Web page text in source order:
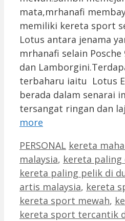
mata,mrhanafi
memiliki kereta sport
Lotus antara jenama
mrhanafi selain Posche
dan
terbaharu iaitu Lotus
berada dalam senarai
tersangat ringan dan
more
Categories
PERSONAL Tags
kereta
malaysia, kereta paling
kereta paling pelik di
artis malaysia, kereta
kereta sport mewah,
kereta sport tercantik